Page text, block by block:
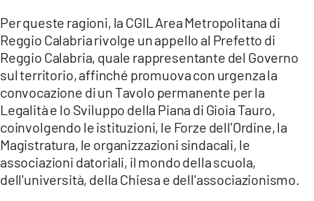
Per queste ragioni, la CGIL Area Metropolitana di
Reggio Calabria rivolge un appello al Prefetto di
Reggio Calabria, quale rappresentante del Governo
sul territorio, affinché promuova con urgenza la
convocazione di un Tavolo permanente per la
Legalità e lo Sviluppo della Piana di Gioia Tauro,
coinvolgendo le istituzioni, le Forze dell'Ordine, la
Magistratura, le organizzazioni sindacali, le
associazioni datoriali, il mondo della scuola,
dell'università, della Chiesa e dell'associazionismo.